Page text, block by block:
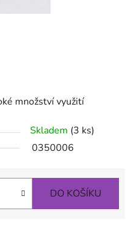
množství využití
Skladem (3 ks)
0350006
DO KOŠÍKU